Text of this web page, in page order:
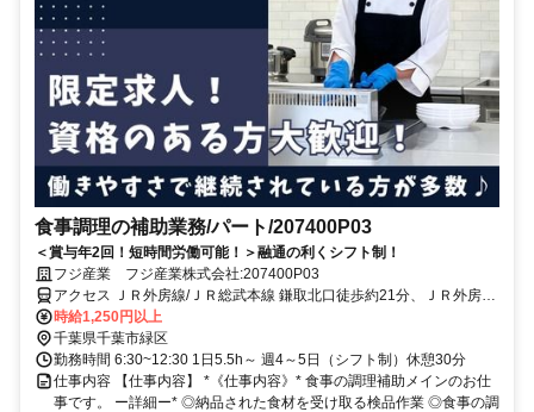
食事調理の補助業務/パート/207400P03
＜賞与年2回！短時間労働可能！＞融通の利くシフト制！
フジ産業 フジ産業株式会社:207400P03
アクセス ＪＲ外房線/ＪＲ総武本線 鎌取北口徒歩約21分、ＪＲ外房線/
ＪＲ総武本線 誉田南口徒歩約37分、京成千原線 学園前（千葉県）出
入口1徒歩約48分
時給1,250円以上
千葉県千葉市緑区
勤務時間 6:30~12:30 1日5.5h～ 週4～5日（シフト制）休憩30分
仕事内容 【仕事内容】 *《仕事内容》* 食事の調理補助メインのお仕
事です。 ー詳細ー* ◎納品された食材を受け取る検品作業 ◎食事の調